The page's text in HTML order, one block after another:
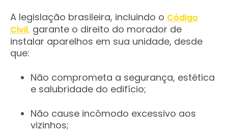
A legislação brasileira, incluindo o Código
Civil, garante o direito do morador de
instalar aparelhos em sua unidade, desde
que:
Não comprometa a segurança, estética
e salubridade do edifício;
Não cause incômodo excessivo aos
vizinhos;